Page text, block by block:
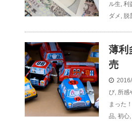
ル生, 利
ダメ , 脱
薄利
売
2016/
び, 所感
まった！
品, 初心,